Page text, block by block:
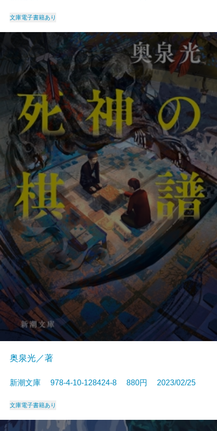
文庫電子書籍あり
奥泉光／著
新潮文庫 978-4-10-128424-8 880円 2023/02/25
文庫電子書籍あり